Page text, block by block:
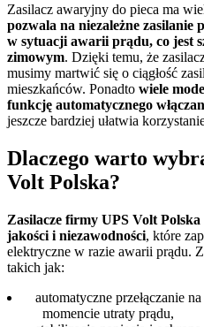
Zasilacz awaryjny do pieca ma
pozwala na niezależne zasilanie
w sytuacji awarii prądu, co jest
zimowym. Dzięki temu, że
musimy martwić się o ciągłość
mieszkańców. Ponadto wiele
funkcję automatycznego
jeszcze bardziej ułatwia
Dlaczego warto
Volt Polska?
Zasilacze firmy UPS Volt
jakości i niezawodności, które
elektryczne w razie awarii prądu.
takich jak:
automatyczne przełączanie
momencie utraty prądu,